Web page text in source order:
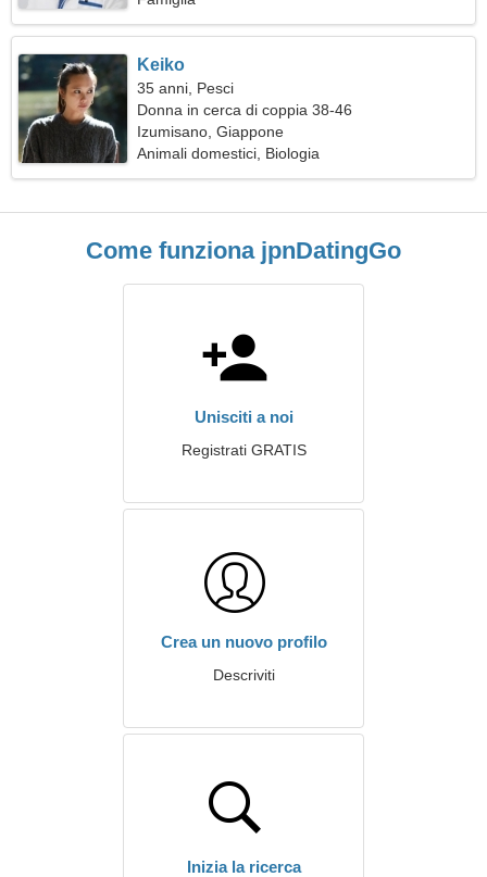
Keiko
35 anni, Pesci
Donna in cerca di coppia 38-46
Izumisano, Giappone
Animali domestici, Biologia
Come funziona jpnDatingGo
Unisciti a noi
Registrati GRATIS
Crea un nuovo profilo
Descriviti
Inizia la ricerca